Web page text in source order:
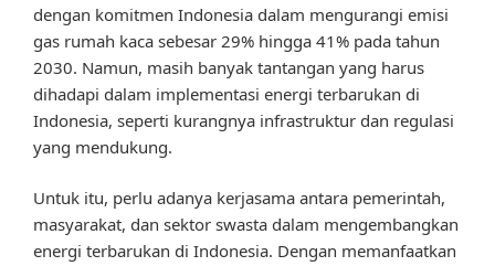
dengan komitmen Indonesia dalam mengurangi emisi
gas rumah kaca sebesar 29% hingga 41% pada tahun
2030. Namun, masih banyak tantangan yang harus
dihadapi dalam implementasi energi terbarukan di
Indonesia, seperti kurangnya infrastruktur dan regulasi
yang mendukung.
Untuk itu, perlu adanya kerjasama antara pemerintah,
masyarakat, dan sektor swasta dalam mengembangkan
energi terbarukan di Indonesia. Dengan memanfaatkan